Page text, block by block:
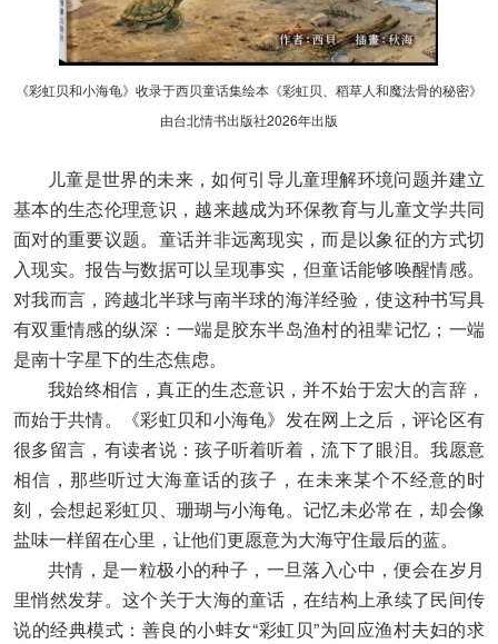
《彩虹贝和小海龟》收录于西贝童话集绘本《彩虹贝、稻草人和魔法骨的秘密》
由台北情书出版社2026年出版
儿童是世界的未来，如何引导儿童理解环境问题并建立
基本的生态伦理意识，越来越成为环保教育与儿童文学共同
面对的重要议题。童话并非远离现实，而是以象征的方式切
入现实。报告与数据可以呈现事实，但童话能够唤醒情感。
对我而言，跨越北半球与南半球的海洋经验，使这种书写具
有双重情感的纵深：一端是胶东半岛渔村的祖辈记忆；一端
是南十字星下的生态焦虑。
我始终相信，真正的生态意识，并不始于宏大的言辞，
而始于共情。《彩虹贝和小海龟》发在网上之后，评论区有
很多留言，有读者说：孩子听着听着，流下了眼泪。我愿意
相信，那些听过大海童话的孩子，在未来某个不经意的时
刻，会想起彩虹贝、珊瑚与小海龟。记忆未必常在，却会像
盐味一样留在心里，让他们更愿意为大海守住最后的蓝。
共情，是一粒极小的种子，一旦落入心中，便会在岁月
里悄然发芽。这个关于大海的童话，在结构上承续了民间传
说的经典模式：善良的小蚌女“彩虹贝”为回应渔村夫妇的求